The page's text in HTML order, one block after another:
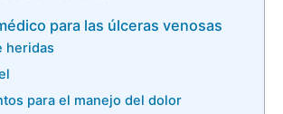
para las úlceras venosas
heridas
para el manejo del dolor